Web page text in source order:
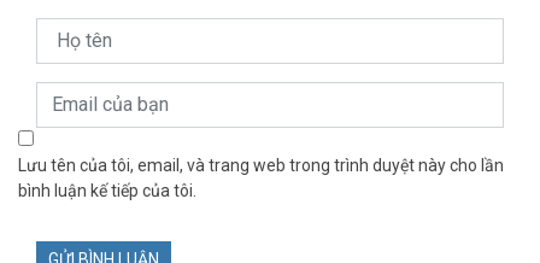
Lưu tên của tôi, email, và trang web trong trình duyệt này cho lần
bình luận kế tiếp của tôi.